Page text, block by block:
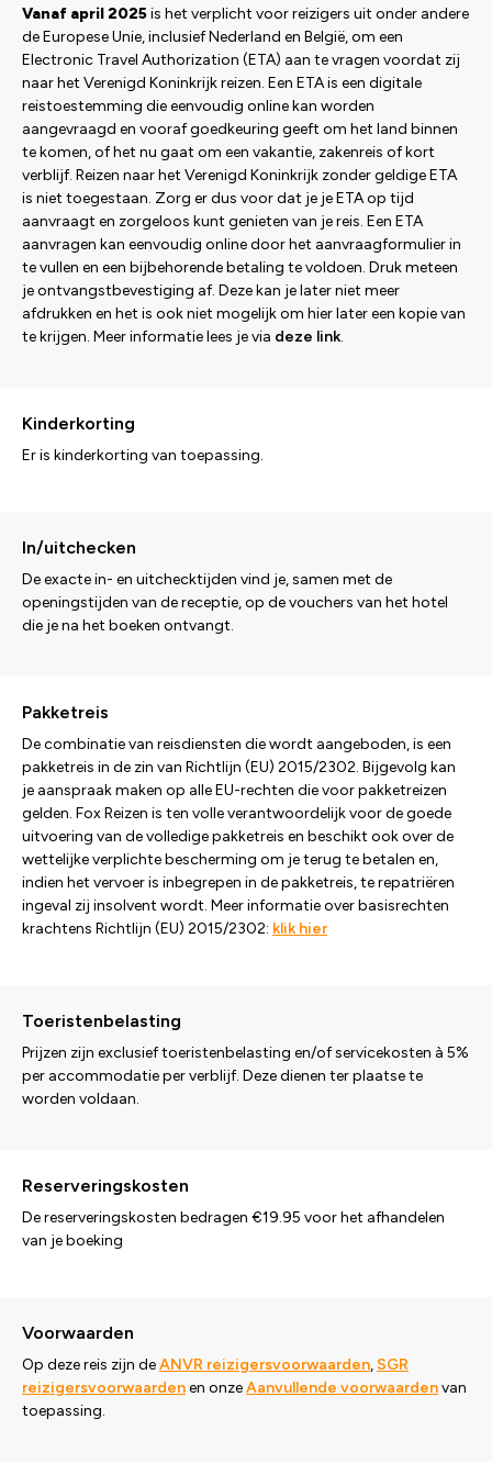
Vanaf april 2025is het verplicht voor reizigers uit onder andere
de Europese Unie, inclusief Nederland en België, om een
Electronic Travel Authorization (ETA) aan te vragen voordat zij
naar het Verenigd Koninkrijk reizen. Een ETA is een digitale
reistoestemming die eenvoudig online kan worden
aangevraagd en vooraf goedkeuring geeft om het land binnen
te komen, of het nu gaat om een vakantie, zakenreis of kort
verblijf. Reizen naar het Verenigd Koninkrijk zonder geldige ETA
is niet toegestaan. Zorg er dus voor dat je je ETA op tijd
aanvraagt en zorgeloos kunt genieten van je reis. Een ETA
aanvragen kan eenvoudig online door het aanvraagformulier in
te vullen en een bijbehorende betaling te voldoen. Druk meteen
je ontvangstbevestiging af. Deze kan je later niet meer
afdrukken en het is ook niet mogelijk om hier later een kopie van
te krijgen. Meer informatie lees je via deze link.
Kinderkorting
Er is kinderkorting van toepassing.
In/uitchecken
De exacte in- en uitchecktijden vind je, samen met de
openingstijden van de receptie, op de vouchers van het hotel
die je na het boeken ontvangt.
Pakketreis
De combinatie van reisdiensten die wordt aangeboden, is een
pakketreis in de zin van Richtlijn (EU) 2015/2302. Bijgevolg kan
je aanspraak maken op alle EU-rechten die voor pakketreizen
gelden. Fox Reizen is ten volle verantwoordelijk voor de goede
uitvoering van de volledige pakketreis en beschikt ook over de
wettelijke verplichte bescherming om je terug te betalen en,
indien het vervoer is inbegrepen in de pakketreis, te repatriëren
ingeval zij insolvent wordt. Meer informatie over basisrechten
krachtens Richtlijn (EU) 2015/2302: klik hier
Toeristenbelasting
Prijzen zijn exclusief toeristenbelasting en/of servicekosten à 5%
per accommodatie per verblijf. Deze dienen ter plaatse te
worden voldaan.
Reserveringskosten
De reserveringskosten bedragen €19.95 voor het afhandelen
van je boeking
Voorwaarden
Op deze reis zijn deANVR reizigersvoorwaarden, SGR
reizigersvoorwaardenen onzeAanvullende voorwaardenvan
toepassing.